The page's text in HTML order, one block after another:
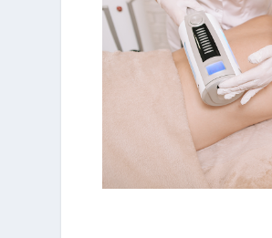
Massaaž
Kosmeetilised teenused